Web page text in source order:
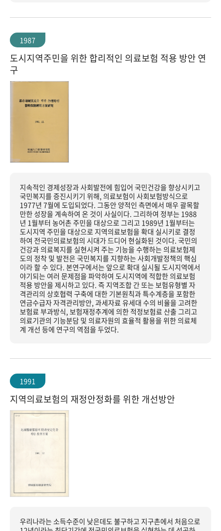
1987
도시지역주민을 위한 합리적인 의료보험 적용 방안 연
구
지속적인 경제성장과 사회발전에 힘입어 국민건강을 향상시키고
국민복지를 증진시키기 위해, 의료보험이 사회보험방식으로
1977년 7월에 도입되었다. 그동안 양적인 측면에서 매우 괄목할
만한 성장을 계속하여 온 것이 사실이다. 그리하여 정부는 1988
년 1월부터 농어촌 주민을 대상으로 그리고 1989년 1월부터는
도시지역 주민을 대상으로 지역의료보험을 확대 실시키로 결정
하여 전국민의료보험의 시대가 드디어 현실화된 것이다. 국민의
건강과 의료복지를 실현시켜 주는 기능을 수행하는 의료보험제
도의 정착 및 발전은 국민복지를 지향하는 사회개발정책의 핵심
이라 할 수 있다. 본연구에서는 앞으로 확대 실시될 도시지역에서
야기되는 여러 문제점을 파악하여 도시지역에 적합한 의료보험
적용 방안을 제시하고 있다. 즉 지역조합 간 또는 보험유형별 자
격관리의 상호협력 구축에 대한 기본원칙과 특수계층을 포함한
연금수급자 자격관리방안, 과세자료 유세대 수의 비율을 고려한
보험료 부과방식, 보험재정추계에 의한 적정보험료 산출 그리고
의료기관의 기능분담 및 의료자원의 효율적 활용을 위한 의료체
계 개선 등에 연구의 역점을 두었다.
1991
지역의료보험의 재정안정화를 위한 개선방안
우리나라는 소득수준이 낮은데도 불구하고 지구촌에서 처음으로